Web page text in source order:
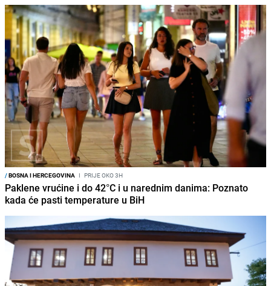
/BOSNA I HERCEGOVINA I PRIJE OKO 3H
Paklene vrućine i do 42°C i u narednim danima: Poznato
kada će pasti temperature u BiH